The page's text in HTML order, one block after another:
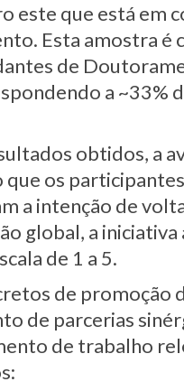
este que está em
Esta amostra é
de
a ~33%
obtidos, a
os
a intenção de
global, a
de 1 a 5.
de promoção
de parcerias
de trabalho